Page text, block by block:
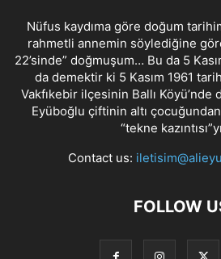
Nüfus kaydıma göre doğum
rahmetli annemin söylediğine
22’sinde” doğmuşum… Bu da 5
da demektir ki 5 Kasım 1961
Vakfıkebir ilçesinin Ballı
Eyüboğlu çiftinin altı
“tekne
Contact us:
FOLLOW